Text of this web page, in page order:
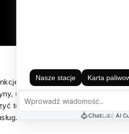
społecznościowe
udostępniamy
te informacje z